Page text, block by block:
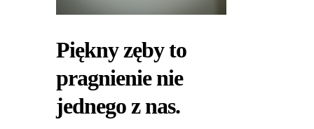
Piękny zęby to
pragnienie nie
jednego z nas.